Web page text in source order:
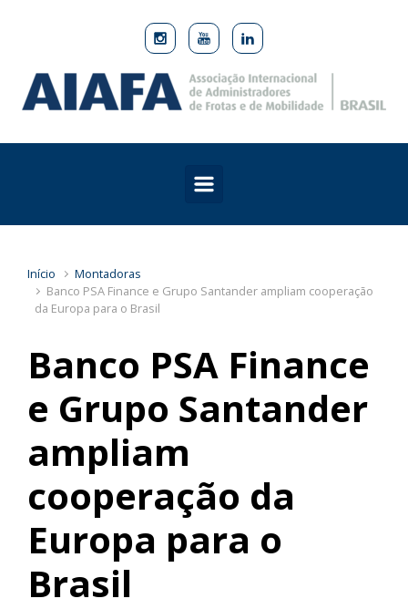
Skip to main content
Início
Montadoras
Banco PSA Finance e Grupo Santander ampliam cooperação
da Europa para o Brasil
Banco PSA Finance
e Grupo Santander
ampliam
cooperação da
Europa para o
Brasil